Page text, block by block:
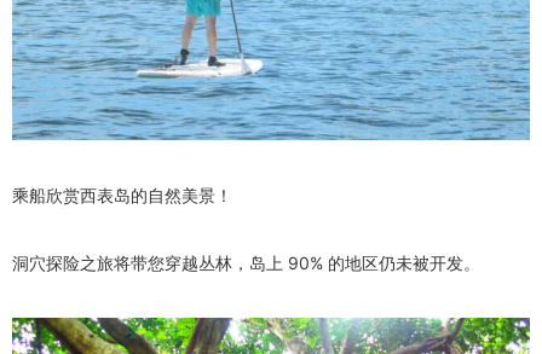
乘船欣赏西表岛的自然美景！
洞穴探险之旅将带您穿越丛林，岛上 90% 的地区仍未被开发。